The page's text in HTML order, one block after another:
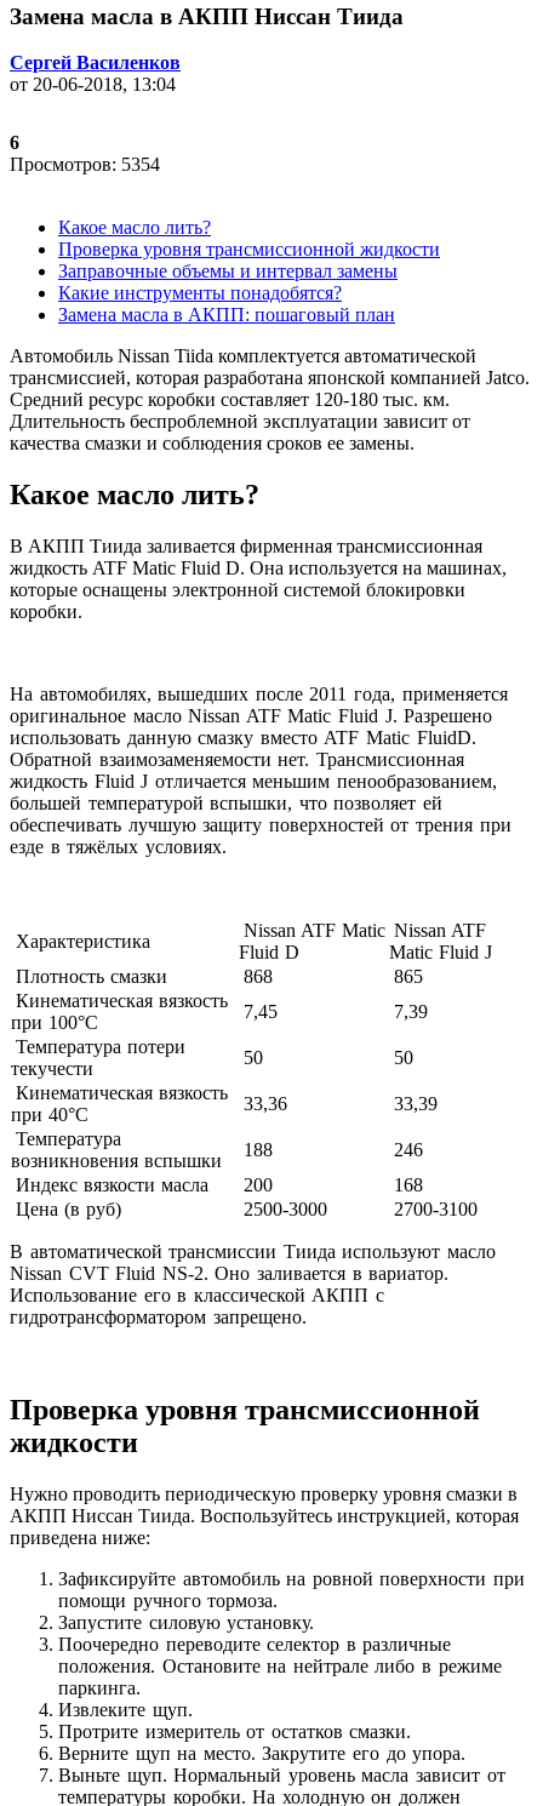
Замена масла в АКПП Ниссан Тиида
Сергей Василенков
от 20-06-2018, 13:04
6
Просмотров: 5354
Какое масло лить?
Проверка уровня трансмиссионной жидкости
Заправочные объемы и интервал замены
Какие инструменты понадобятся?
Замена масла в АКПП: пошаговый план
Автомобиль Nissan Tiida комплектуется автоматической
трансмиссией, которая разработана японской компанией Jatco.
Средний ресурс коробки составляет 120-180 тыс. км.
Длительность беспроблемной эксплуатации зависит от
качества смазки и соблюдения сроков ее замены.
Какое масло лить?
В АКПП Тиида заливается фирменная трансмиссионная
жидкость ATF Matic Fluid D. Она используется на машинах,
которые оснащены электронной системой блокировки
коробки.
На автомобилях, вышедших после 2011 года, применяется
оригинальное маслоNissan ATF Matic Fluid J. Разрешено
использовать данную смазку вместо ATFMatic FluidD.
Обратной взаимозаменяемости нет. Трансмиссионная
жидкость Fluid J отличается меньшим пенообразованием,
большей температурой вспышки, что позволяет ей
обеспечивать лучшую защиту поверхностей от трения при
езде в тяжёлых условиях.
Характеристика
Nissan ATF Matic
Fluid D
Nissan ATF
Matic Fluid J
Плотность смазки
868
865
Кинематическая вязкость
при 100°С
7,45
7,39
Температура потери
текучести
50
50
Кинематическая вязкость
при 40°С
33,36
33,39
Температура
возникновения вспышки
188
246
Индекс вязкости масла
200
168
Цена (в руб)
2500-3000 2700-3100
В автоматической трансмиссии Тиида используют масло
Nissan CVT Fluid NS-2. Оно заливается в вариатор.
Использование его в классической АКПП с
гидротрансформатором запрещено.
Проверка уровня трансмиссионной
жидкости
Нужно проводить периодическую проверку уровня смазки в
АКПП Ниссан Тиида. Воспользуйтесь инструкцией, которая
приведена ниже:
Зафиксируйте автомобиль на ровной поверхности при
помощи ручного тормоза.
Запустите силовую установку.
Поочередно переводите селектор в различные
положения. Остановите на нейтрале либо в режиме
паркинга.
Извлеките щуп.
Протрите измеритель от остатков смазки.
Верните щуп на место. Закрутите его до упора.
Выньте щуп. Нормальный уровень масла зависит от
температуры коробки. На холодную он должен